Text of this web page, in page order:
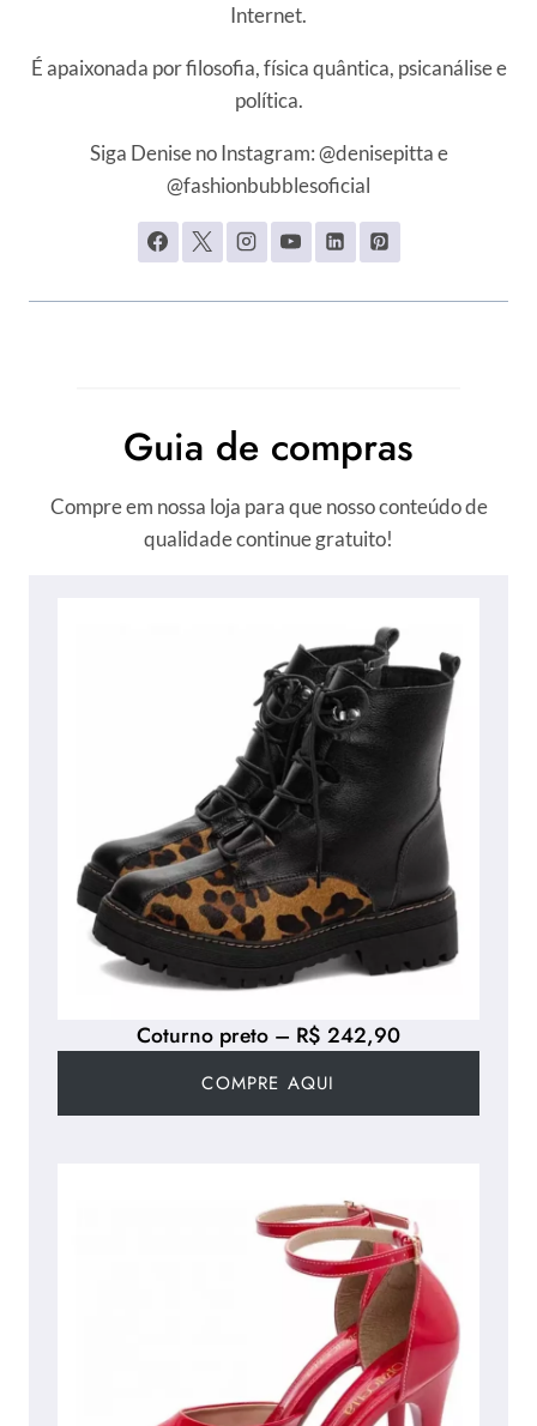
Internet.
É apaixonada por filosofia, física quântica, psicanálise e
política.
Siga Denise no Instagram: @denisepitta e
@fashionbubblesoficial
Guia de compras
Compre em nossa loja para que nosso conteúdo de
qualidade continue gratuito!
Coturno preto – R$ 242,90
COMPRE AQUI